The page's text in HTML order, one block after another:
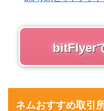
bitFlyer
ネムおすすめ取引